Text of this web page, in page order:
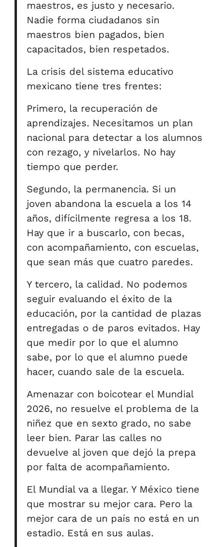
maestros, es justo y necesario.
Nadie forma ciudadanos sin
maestros bien pagados, bien
capacitados, bien respetados.
La crisis del sistema educativo
mexicano tiene tres frentes:
Primero, la recuperación de
aprendizajes. Necesitamos un plan
nacional para detectar a los alumnos
con rezago, y nivelarlos. No hay
tiempo que perder.
Segundo, la permanencia. Si un
joven abandona la escuela a los 14
años, difícilmente regresa a los 18.
Hay que ir a buscarlo, con becas,
con acompañamiento, con escuelas,
que sean más que cuatro paredes.
Y tercero, la calidad. No podemos
seguir evaluando el éxito de la
educación, por la cantidad de plazas
entregadas o de paros evitados. Hay
que medir por lo que el alumno
sabe, por lo que el alumno puede
hacer, cuando sale de la escuela.
Amenazar con boicotear el Mundial
2026, no resuelve el problema de la
niñez que en sexto grado, no sabe
leer bien. Parar las calles no
devuelve al joven que dejó la prepa
por falta de acompañamiento.
El Mundial va a llegar. Y México tiene
que mostrar su mejor cara. Pero la
mejor cara de un país no está en un
estadio. Está en sus aulas.